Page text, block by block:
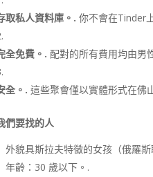
取私人資料庫。. 你不會在Tinder
全免費。. 配對的所有費用均由男
全。. 這些聚會僅以實體形式在佛
們要找的人
外貌具斯拉夫特徵的女孩（俄羅
年齡：30 歲以下。.